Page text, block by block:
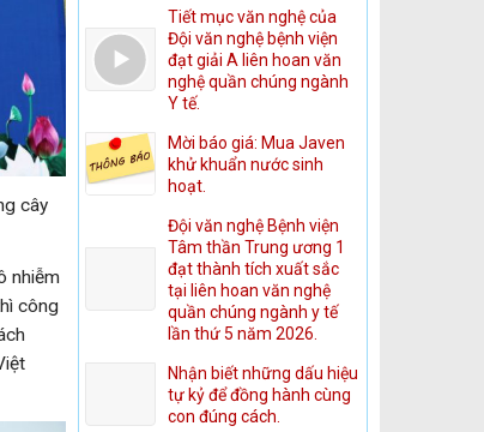
cây
nhiễm
công
Tiết mục văn nghệ của
Đội văn nghệ bệnh viện
đạt giải A liên hoan văn
nghệ quần chúng ngành
Y tế.
Mời báo giá: Mua Javen
khử khuẩn nước sinh
hoạt.
Đội văn nghệ Bệnh viện
Tâm thần Trung ương 1
đạt thành tích xuất sắc
tại liên hoan văn nghệ
quần chúng ngành y tế
lần thứ 5 năm 2026.
Nhận biết những dấu hiệu
tự kỷ để đồng hành cùng
con đúng cách.